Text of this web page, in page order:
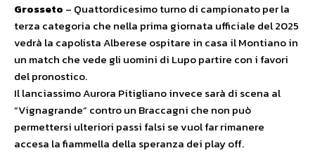
Grosseto – Quattordicesimo turno di campionato per la
terza categoria che nella prima giornata ufficiale del 2025
vedrà la capolista Alberese ospitare in casa il Montiano in
un match che vede gli uomini di Lupo partire con i favori
del pronostico.
Il lanciassimo Aurora Pitigliano invece sarà di scena al
“Vignagrande” contro un Braccagni che non può
permettersi ulteriori passi falsi se vuol far rimanere
accesa la fiammella della speranza dei play off.